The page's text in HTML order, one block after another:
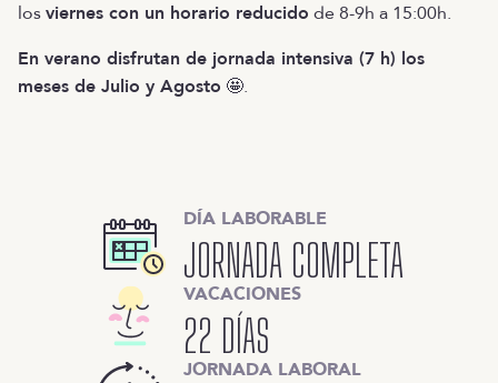
losviernes con un horario reducido de 8-9h a 15:00h.
En verano disfrutan de jornada intensiva (7 h) los
meses de Julio y Agosto 🤩.
DÍA LABORABLE
JORNADA COMPLETA
VACACIONES
22 DÍAS
JORNADA LABORAL